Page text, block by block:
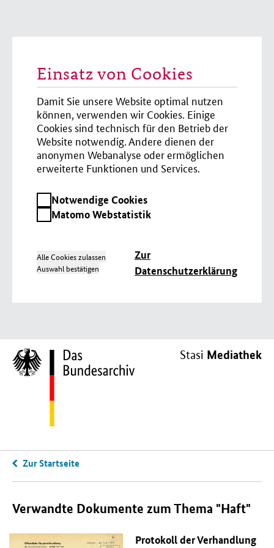
Einsatz von Cookies
Damit Sie unsere Website optimal nutzen
können, verwenden wir Cookies. Einige
Cookies sind technisch für den Betrieb der
Website notwendig. Andere dienen der
anonymen Webanalyse oder ermöglichen
erweiterte Funktionen und Services.
Notwendige
Cookies
Notwendige Cookies
Matomo
Matomo Webstatistik
Alle Cookies zulassen
Auswahl bestätigen
Zur
Datenschutzerklärung
Stasi Mediathek
Zur Startseite
Verwandte Dokumente zum Thema "Haft"
Protokoll der Verhandlung